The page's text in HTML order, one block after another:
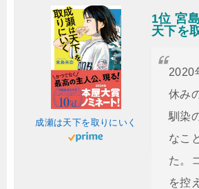
成瀬は天下を取りにいく
1位 宮
天下を
2020
休み
馴染
なこ
た。
を控